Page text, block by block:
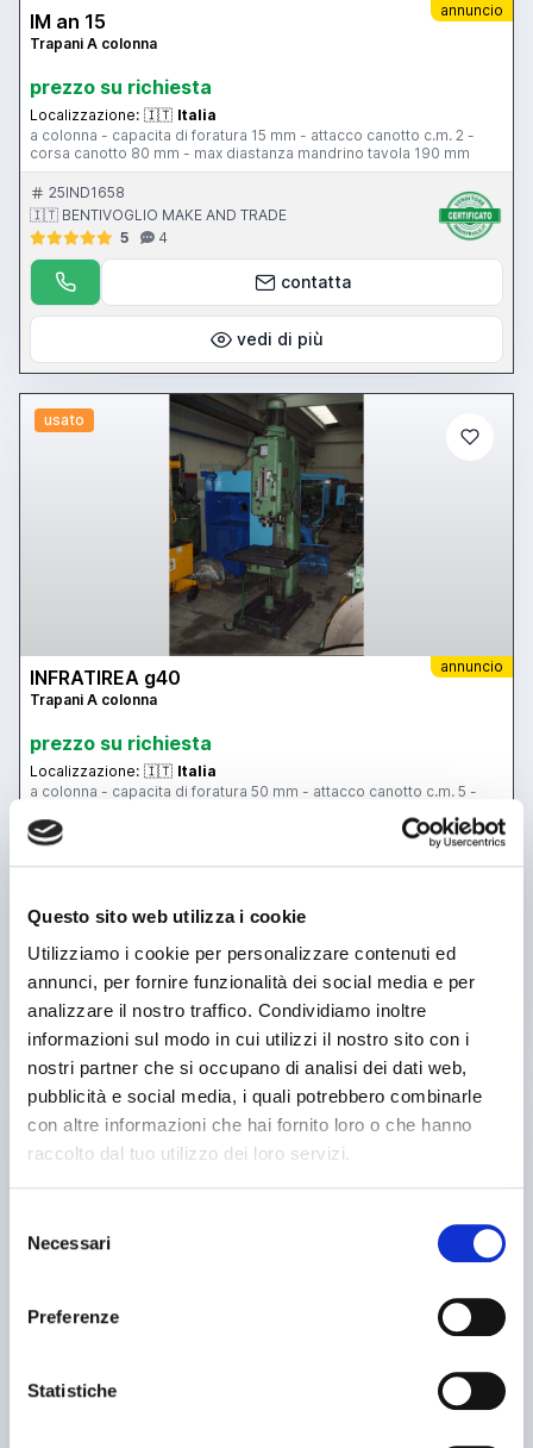
Questo sito web utilizza i cookie
Utilizziamo i cookie per personalizzare contenuti ed
annunci, per fornire funzionalità dei social media e per
analizzare il nostro traffico. Condividiamo inoltre
informazioni sul modo in cui utilizzi il nostro sito con i
nostri partner che si occupano di analisi dei dati web,
pubblicità e social media, i quali potrebbero combinarle
con altre informazioni che hai fornito loro o che hanno
raccolto dal tuo utilizzo dei loro servizi.
delNecessari
Preferenze
Statistiche
annuncio
IM an 15
Trapani A colonna
prezzo su richiesta
Localizzazione: 🇮🇹 Italia
a colonna - capacita di foratura 15 mm - attacco canotto c.m. 2 -
corsa canotto 80 mm - max diastanza mandrino tavola 190 mm
25IND1658
🇮🇹 BENTIVOGLIO MAKE AND TRADE
5
4
contatta
vedi di più
usato
annuncio
INFRATIREA g40
Trapani A colonna
prezzo su richiesta
Localizzazione: 🇮🇹 Italia
a colonna - capacita di foratura 50 mm - attacco canotto c.m. 5 -
rotazione 31,5 - 1400 rpm - max distanza mandrino tavola 600 mm
- tavola 500x630 mm - cambio ad ingranaggi - avanzamento 0,12-
1,7225IND1661
5
4
contatta
vedi di più
usato
annuncio